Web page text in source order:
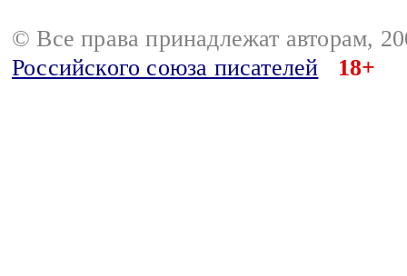
© Все права принадлежат авторам,
Российского союза писателей
18+